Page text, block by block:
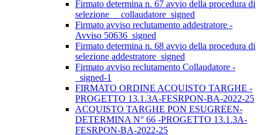
Firmato determina n. 67 avvio della procedura di
selezione__ collaudatore_signed
Firmato avviso reclutamento addestratore -
Avviso 50636_signed
Firmato determina n. 68 avvio della procedura di
selezione addestratore_signed
Firmato avviso reclutamento Collaudatore -
_signed-1
FIRMATO ORDINE ACQUISTO TARGHE -
PROGETTO 13.1.3A-FESRPON-BA-2022-25
ACQUISTO TARGHE PON ESUGREEN-
DETERMINA N° 66 -PROGETTO 13.1.3A-
FESRPON-BA-2022-25